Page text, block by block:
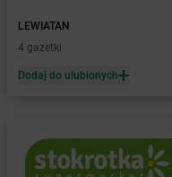
Żabka Bełchatów
Żabka
Bestwina
Żabka Bestwinka
LEWIATAN
4 gazetki
Dodaj do ulubionych